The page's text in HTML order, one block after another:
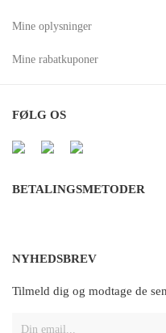
Mine oplysninger
Mine rabatkuponer
FØLG OS
BETALINGSMETODER
NYHEDSBREV
Tilmeld dig og modtage de